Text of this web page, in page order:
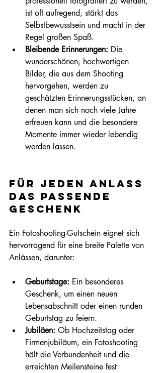
ist oft aufregend, stärkt das
Selbstbewusstsein und macht in der
Regel großen Spaß.
Bleibende Erinnerungen: Die
wunderschönen, hochwertigen
Bilder, die aus dem Shooting
hervorgehen, werden zu
geschätzten Erinnerungsstücken, an
denen man sich noch viele Jahre
erfreuen kann und die besondere
Momente immer wieder lebendig
werden lassen.
Für jeden Anlass
das passende
Geschenk
Ein Fotoshooting-Gutschein eignet sich
hervorragend für eine breite Palette von
Anlässen, darunter:
Geburtstage: Ein besonderes
Geschenk, um einen neuen
Lebensabschnitt oder einen runden
Geburtstag zu feiern.
Jubiläen: Ob Hochzeitstag oder
Firmenjubiläum, ein Fotoshooting
hält die Verbundenheit und die
erreichten Meilensteine fest.